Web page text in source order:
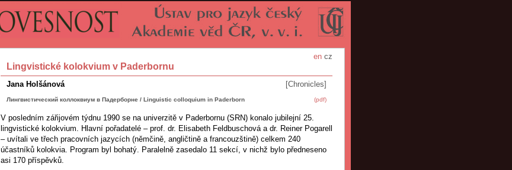
en cz
Lingvistické kolokvium v Paderbornu
Jana Holšánová [Chronicles]
(pdf)
Лингвистический коллоквиум в Падерборне / Linguistic colloquium in Paderborn
V posledním zářijovém týdnu 1990 se na univerzitě v Paderbornu (SRN) konalo jubilejní 25.
lingvistické kolokvium. Hlavní pořadatelé – prof. dr. Elisabeth Feldbuschová a dr. Reiner Pogarell
– uvítali ve třech pracovních jazycích (němčině, angličtině a francouzštině) celkem 240
účastníků kolokvia. Program byl bohatý. Paralelně zasedalo 11 sekcí, v nichž bylo předneseno
asi 170 příspěvků.